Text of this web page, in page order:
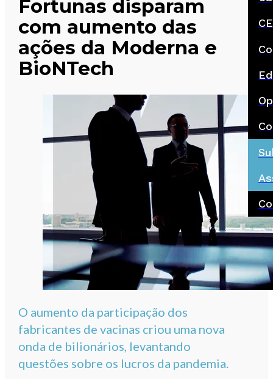
Fortunas disparam
com aumento das
ações da Moderna e
BioNTech
O aumento da participação dos
fabricantes de vacinas criou uma nova
onda de bilionários, levantando
questões sobre os lucros da pandemia.